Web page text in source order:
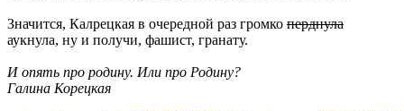
Значится, Калрецкая в очередной раз громко перднула
аукнула, ну и получи, фашист, гранату.
И опять про родину. Или про Родину?
Галина Корецкая